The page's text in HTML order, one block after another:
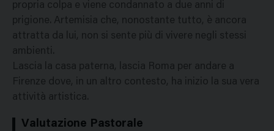
propria colpa e viene condannato a due anni di
prigione. Artemisia che, nonostante tutto, è ancora
attratta da lui, non si sente più di vivere negli stessi
ambienti.
Lascia la casa paterna, lascia Roma per andare a
Firenze dove, in un altro contesto, ha inizio la sua vera
attività artistica.
Valutazione Pastorale